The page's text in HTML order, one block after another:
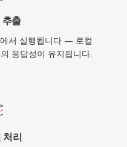
출
서 실행됩니다 — 로컬
응답성이 유지됩니다.
처리